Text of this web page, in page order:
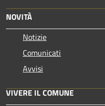
NOVITÀ
Notizie
Comunicati
Avvisi
VIVERE IL COMUNE